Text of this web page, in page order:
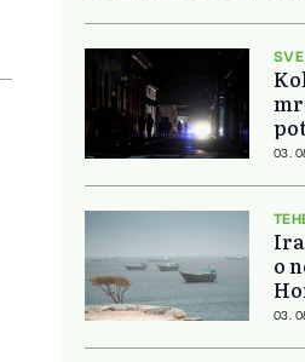
SVE
03.
o
03.